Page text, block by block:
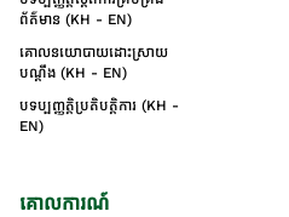
ព័ត៌មាន (KH - EN)
គោលនយោបាយដោះស្រាយ
បណ្ដឹង (KH - EN)
បទប្បញ្ញត្តិប្រតិបត្តិការ (KH -
EN)
គោលការណ៍